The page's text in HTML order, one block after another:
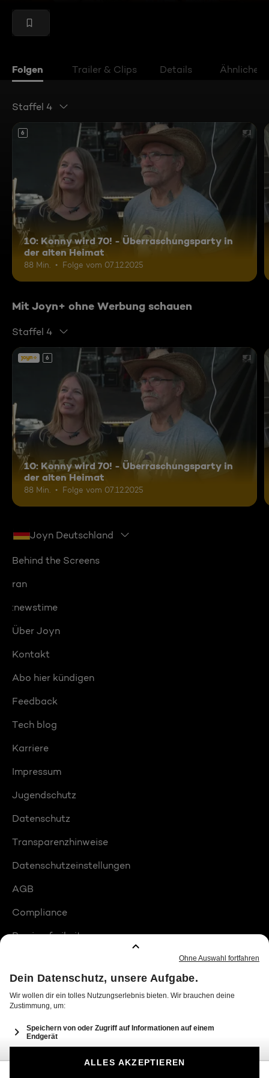
Folgen Trailer & Clips Details Ähnliche
Staffel 4
6
10: Konny wird 70! - Überraschungsparty in
der alten Heimat
88 Min. Folge vom 07.12.2025
Mit Joyn+ ohne Werbung schauen
Staffel 4
6
10: Konny wird 70! - Überraschungsparty in
der alten Heimat
88 Min. Folge vom 07.12.2025
Joyn Deutschland
Behind the Screens
ran
:newstime
Über Joyn
Kontakt
Abo hier kündigen
Feedback
Tech blog
Karriere
Impressum
Jugendschutz
Datenschutz
Transparenzhinweise
Datenschutzeinstellungen
AGB
Compliance
Barrierefreiheit